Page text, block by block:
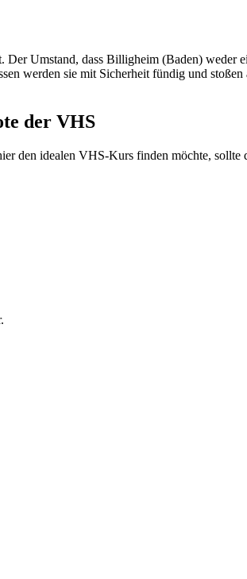
Umstand, dass Billigheim (Baden) weder
werden sie mit Sicherheit fündig und
der VHS
den idealen VHS-Kurs finden möchte,